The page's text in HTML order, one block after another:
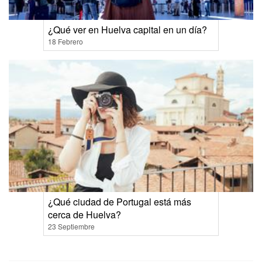
¿Qué ver en Huelva capital en un día?
18 Febrero
¿Qué ciudad de Portugal está más
cerca de Huelva?
23 Septiembre